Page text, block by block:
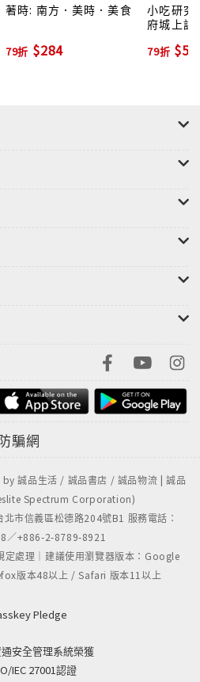
小吃
羹、小卷米粉……
，都自稱是「做湯水的」。
小抽屜
維新」。來自歐洲的飲食習
、麵茶……
顆粒狀的添加物。
的幸福味道
，它們隨時都在誘惑著我們，
。
著時: 南方．美時．美食
79折 $284
小吃研究
府城上課
79折
騙網
誠品生活 / 誠品書店 / 誠品物流 | 誠品
Spectrum Corporation)
市信義區松德路204號B1 服務電話：
／+886-2-8789-8921
定處理｜建議使用瀏覽器版本：Google
版本48以上 / Safari 版本11以上
Pledge
安全管理系統榮獲
IEC 27001認證